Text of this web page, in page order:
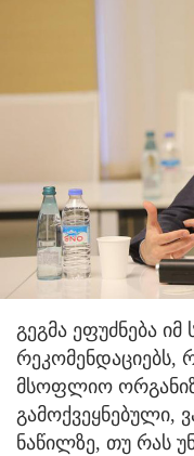
გეგმა ეფუძნება
რეკომენდაციებს,
მსოფლიო
გამოქვეყნებული,
ნაწილზე, თუ რას